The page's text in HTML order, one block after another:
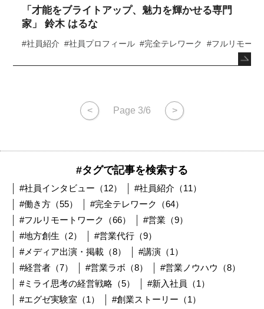
「才能をブライトアップ、魅力を輝かせる専門
家」 鈴木 はるな
#社員紹介 #社員プロフィール #完全テレワーク #フルリモート
Page 3/6
< >
#タグで記事を検索する
#社員インタビュー（12）
#社員紹介（11）
#働き方（55）
#完全テレワーク（64）
#フルリモートワーク（66）
#営業（9）
#地方創生（2）
#営業代行（9）
#メディア出演・掲載（8）
#講演（1）
#経営者（7）
#営業ラボ（8）
#営業ノウハウ（8）
#ミライ思考の経営戦略（5）
#新入社員（1）
#エグゼ実験室（1）
#創業ストーリー（1）